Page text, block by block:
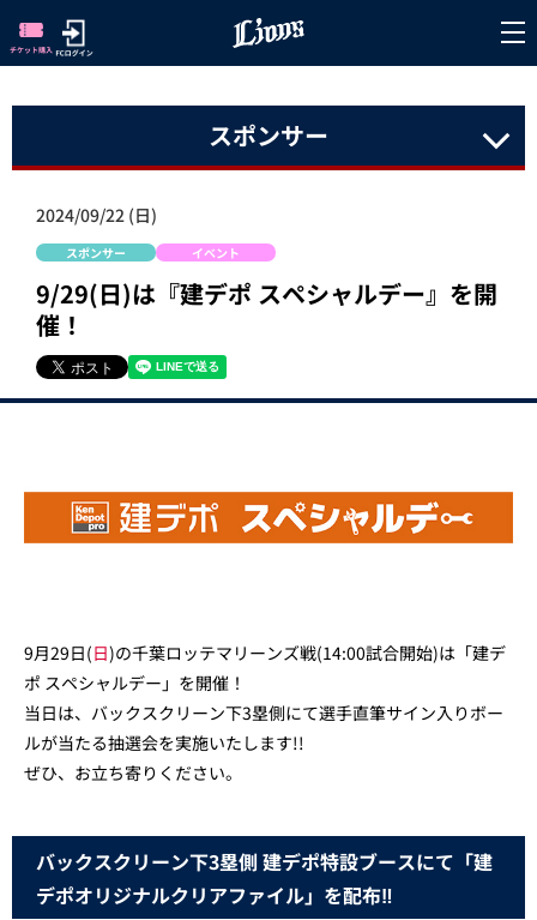
スポンサー
2024/09/22 (日)
スポンサー イベント
9/29(日)は『建デポ スペシャルデー』を開
催！
9月29日(日)の千葉ロッテマリーンズ戦(14:00試合開始)は「建デ
ポ スペシャルデー」を開催！
当日は、バックスクリーン下3塁側にて選手直筆サイン入りボー
ルが当たる抽選会を実施いたします!!
ぜひ、お立ち寄りください。
バックスクリーン下3塁側 建デポ特設ブースにて「建
デポオリジナルクリアファイル」を配布‼